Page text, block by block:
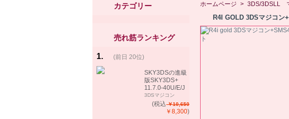
カテゴリー
売れ筋ランキング
1. (前日 20位)
SKY3DSの進級
版SKY3DS+
11.7.0-40U/E/J
で起動可能
(MHX、FEifサポ
3DSマジコン
(税込￥10,650
￥8,300)
ホームページ > 3DS/3DSLL
R4I GOLD 3DSマジコン